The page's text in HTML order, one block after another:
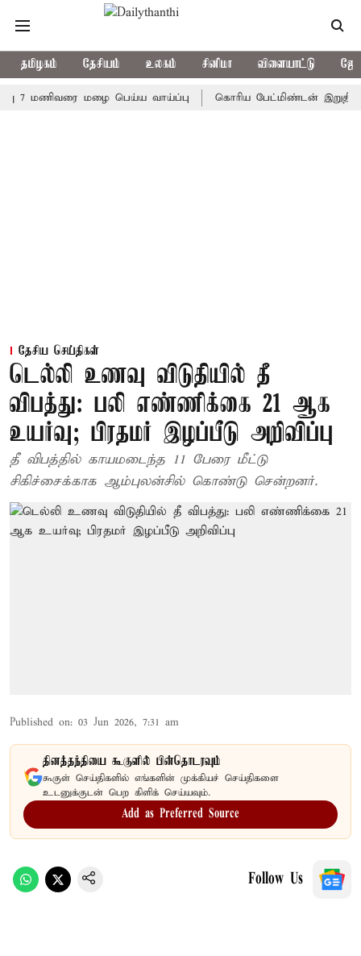
தமிழகம் தேசியம் உலகம் சினிமா விளையாட்டு
மணிவரை மழை பெய்ய வாய்ப்பு கொரிய பேட்மிண்டன் இறுதி
தேசிய செய்திகள்
டெல்லி உணவு விடுதியில் தீ
விபத்து: பலி எண்ணிக்கை 21 ஆக
உயர்வு; பிரதமர் இழப்பீடு அறிவிப்பு
தீ விபத்தில் காயமடைந்த 11 பேரை மீட்டு
சிகிச்சைக்காக ஆம்புலன்சில் கொண்டு சென்றனர்.
Published on: 03 Jun 2026, 7:31 am
தினத்தந்தியை கூகுளில் பின்தொடரவும்
கூகுள் செய்திகளில் எங்களின் முக்கியச் செய்திகளை
உடனுக்குடன் பெற கிளிக் செய்யவும்.
Add as Preferred Source
Follow Us